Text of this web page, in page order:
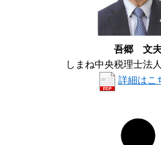
吾郷 文
しまね中央税理士法
詳細はこ